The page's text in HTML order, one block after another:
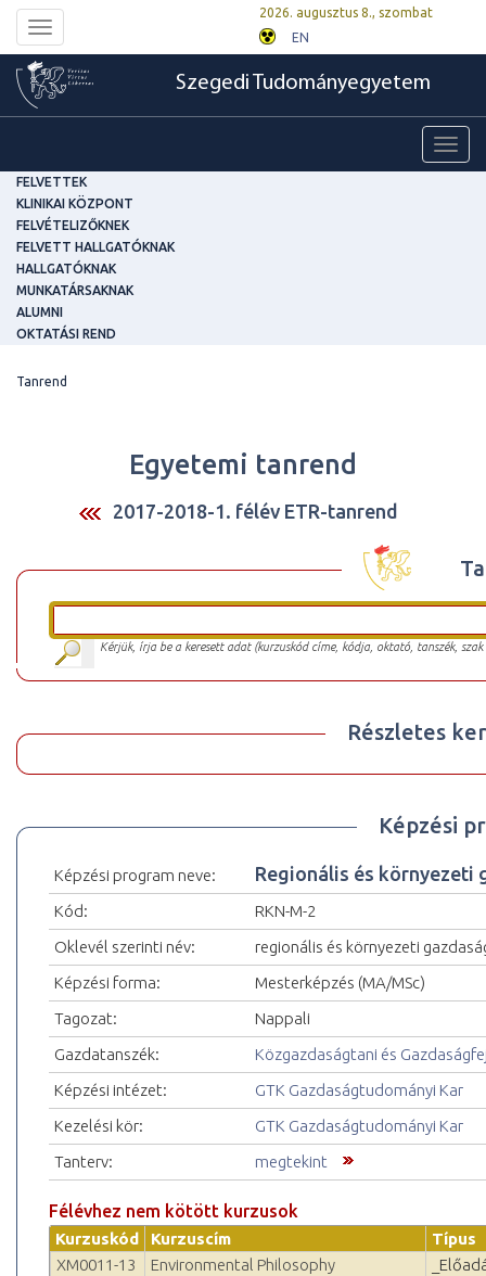
Toggle
navigation
2026. augusztus 8., szombat
EN
Szegedi Tudományegyetem
FELVETTEK
KLINIKAI KÖZPONT
FELVÉTELIZŐKNEK
FELVETT HALLGATÓKNAK
HALLGATÓKNAK
MUNKATÁRSAKNAK
ALUMNI
OKTATÁSI REND
Tanrend
Egyetemi tanrend
2017-2018-1. félév ETR-tanrend
Kérjük, írja be a keresett adat (kurzuskód címe, kódja, oktató, tanszék,
Részletes
Képzési
Képzési program neve: Regionális és környezeti
Kód:
RKN-M-2
Oklevél szerinti név:
regionális és környezeti
Képzési forma:
Mesterképzés (MA/MSc)
Tagozat:
Nappali
Gazdatanszék:
Közgazdaságtani és
Képzési intézet:
GTK Gazdaságtudományi Kar
Kezelési kör:
GTK Gazdaságtudományi Kar
Tanterv:
megtekint
Félévhez nem kötött kurzusok
Kurzuskód Kurzuscím
Típus
XM0011-13
Environmental Philosophy